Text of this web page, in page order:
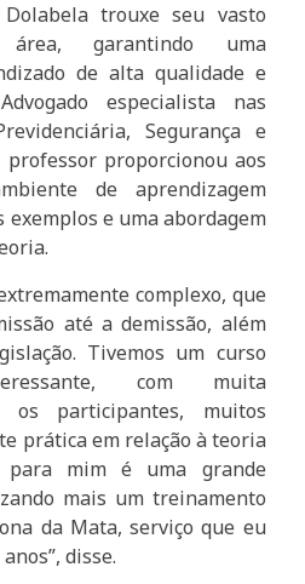
trouxe seu vasto
área, garantindo uma
de alta qualidade e
especialista nas
Segurança e
professor proporcionou aos
de aprendizagem
e uma abordagem
complexo, que
até a demissão, além
Tivemos um curso
com muita
os participantes, muitos
prática em relação à teoria
mim é uma grande
mais um treinamento
da Mata, serviço que eu
disse.